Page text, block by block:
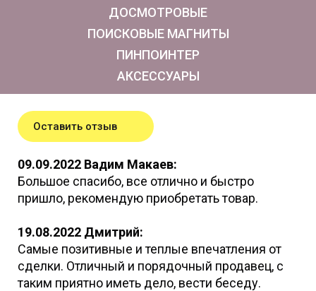
ДОСМОТРОВЫЕ
ПОИСКОВЫЕ МАГНИТЫ
ПИНПОИНТЕР
АКСЕССУАРЫ
Оставить отзыв
09.09.2022 Вадим Макаев:
Большое спасибо, все отлично и быстро
пришло, рекомендую приобретать товар.
19.08.2022 Дмитрий:
Самые позитивные и теплые впечатления от
сделки. Отличный и порядочный продавец, с
таким приятно иметь дело, вести беседу.